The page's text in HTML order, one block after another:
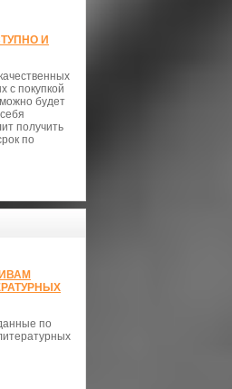
И
с покупкой
будет
получить
по
по